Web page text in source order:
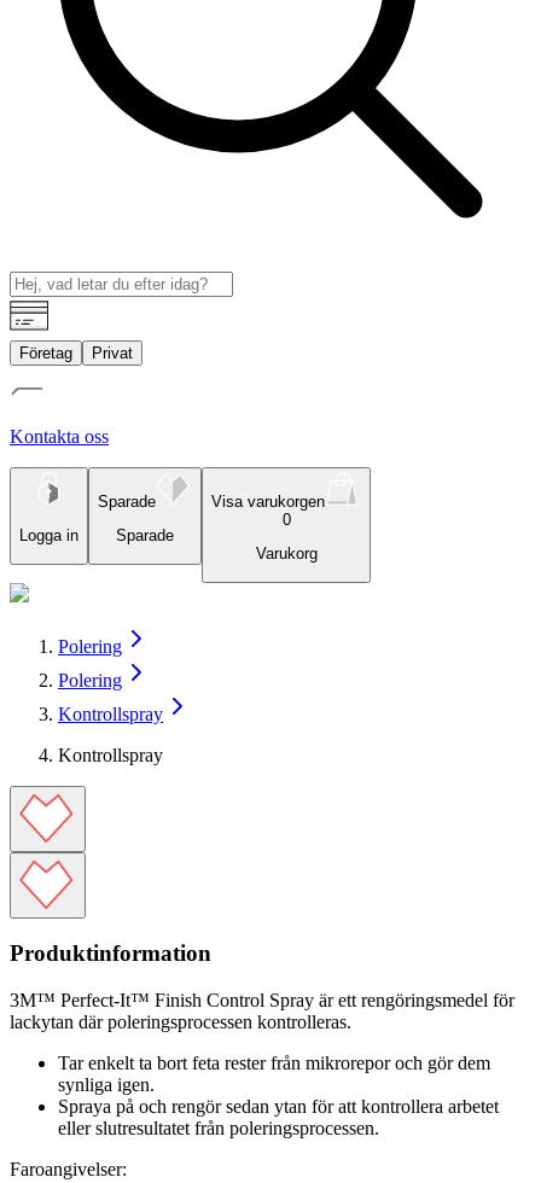
Företag Privat
Kontakta oss
Logga in
Sparade
Sparade
Visa varukorgen
0
Varukorg
Polering
Polering
Kontrollspray
Kontrollspray
Produktinformation
3M™ Perfect-It™ Finish Control Spray är ett rengöringsmedel för
lackytan där poleringsprocessen kontrolleras.
Tar enkelt ta bort feta rester från mikrorepor och gör dem
synliga igen.
Spraya på och rengör sedan ytan för att kontrollera arbetet
eller slutresultatet från poleringsprocessen.
Faroangivelser: